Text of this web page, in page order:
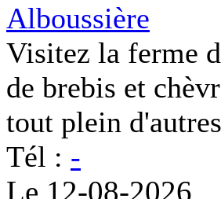
Alboussière
Visitez la ferme
de brebis et
tout plein
Tél : -
Le 12-08-2026